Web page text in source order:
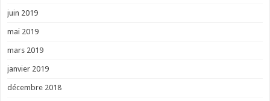
juin 2019
mai 2019
mars 2019
janvier 2019
décembre 2018